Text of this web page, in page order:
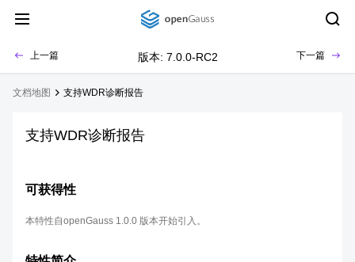
上一篇 版本: 7.0.0-RC2 下一篇
文档地图 支持WDR诊断报告
支持WDR诊断报告
可获得性
本特性自openGauss 1.0.0 版本开始引入。